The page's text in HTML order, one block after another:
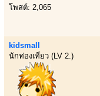
โพสต์: 2,065
kidsmall
นักท่องเที่ยว (LV 2.)